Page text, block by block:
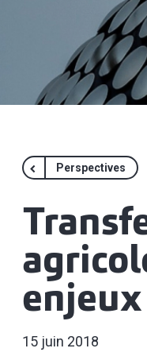
Perspectives
15 juin 2018